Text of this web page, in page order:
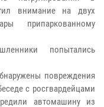
внимание на двух
припаркованному
попытались
повреждения
с росгвардейцами
автомашину из